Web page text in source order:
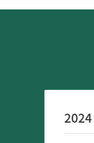
2024